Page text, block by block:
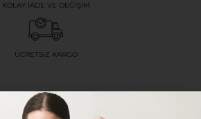
KOLAY İADE VE DEĞIŞIM
ÜCRETSIZ KARGO